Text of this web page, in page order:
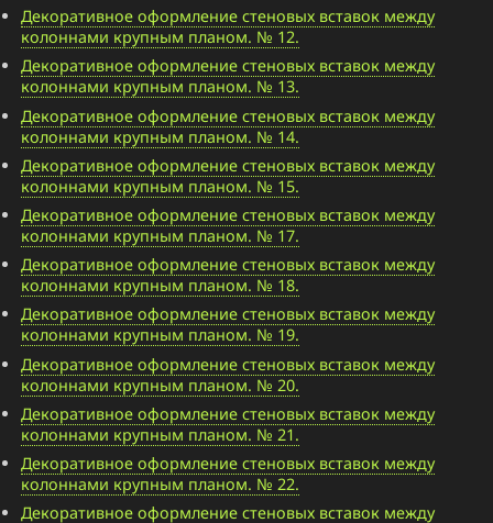
Декоративное оформление стеновых вставок между
колоннами крупным планом. № 12.
Декоративное оформление стеновых вставок между
колоннами крупным планом. № 13.
Декоративное оформление стеновых вставок между
колоннами крупным планом. № 14.
Декоративное оформление стеновых вставок между
колоннами крупным планом. № 15.
Декоративное оформление стеновых вставок между
колоннами крупным планом. № 17.
Декоративное оформление стеновых вставок между
колоннами крупным планом. № 18.
Декоративное оформление стеновых вставок между
колоннами крупным планом. № 19.
Декоративное оформление стеновых вставок между
колоннами крупным планом. № 20.
Декоративное оформление стеновых вставок между
колоннами крупным планом. № 21.
Декоративное оформление стеновых вставок между
колоннами крупным планом. № 22.
Декоративное оформление стеновых вставок между